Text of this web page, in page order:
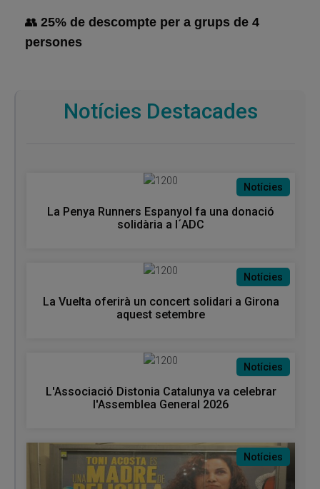
👥 25% de descompte per a grups de 4
persones
Notícies Destacades
Notícies
La Penya Runners Espanyol fa una donació
solidària a l´ADC
Notícies
La Vuelta oferirà un concert solidari a Girona
aquest setembre
Notícies
L'Associació Distonia Catalunya va celebrar
l'Assemblea General 2026
Notícies